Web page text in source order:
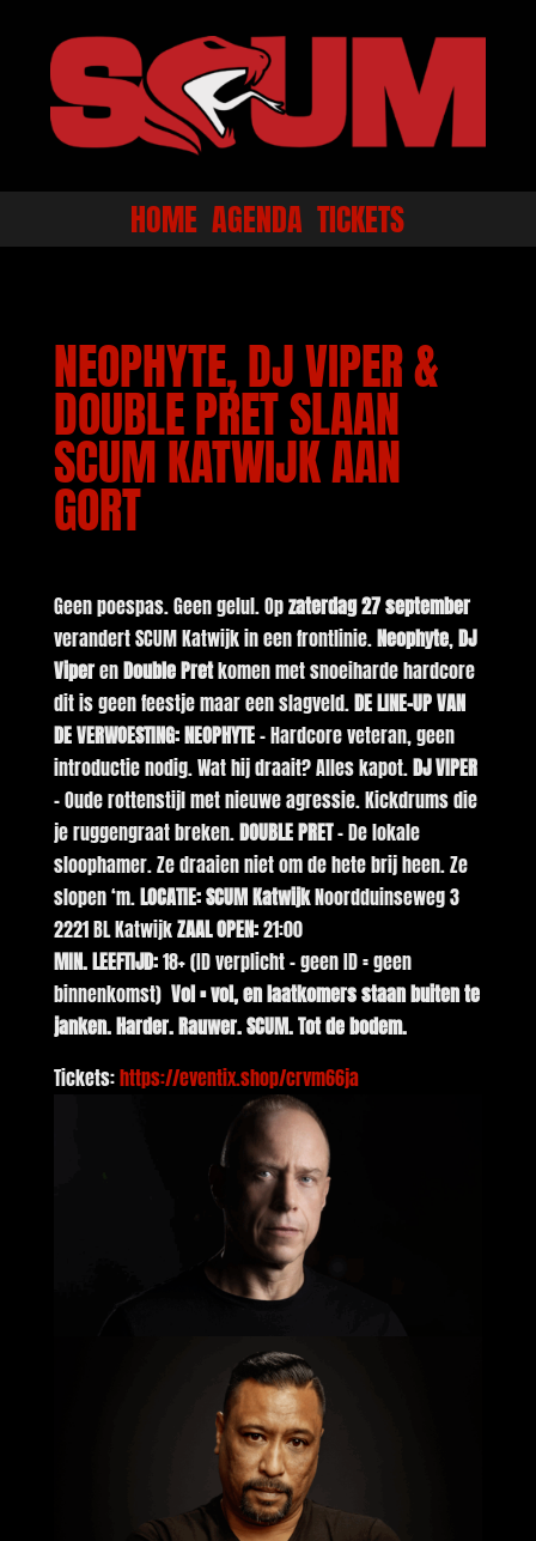
HOME AGENDA TICKETS
NEOPHYTE, DJ VIPER &
DOUBLE PRET SLAAN
SCUM KATWIJK AAN
GORT
Geen poespas. Geen gelul. Opzaterdag 27 september
verandert SCUM Katwijk in een frontlinie.Neophyte,DJ
ViperenDouble Pretkomen met snoeiharde hardcore
dit is geen feestje maar een slagveld.DELINE-UP VAN
DE VERWOESTING:NEOPHYTE– Hardcore veteran, geen
introductie nodig. Wat hij draait? Alles kapot.DJ VIPER
– Oude rottenstijl met nieuwe agressie. Kickdrums die
je ruggengraat breken.DOUBLE PRET– De lokale
sloophamer. Ze draaien niet om de hete brij heen. Ze
slopen ‘m.LOCATIE:SCUM KatwijkNoordduinseweg 3
2221 BL KatwijkZAAL OPEN:21:00
MIN. LEEFTIJD:18+ (ID verplicht – geen ID = geen
binnenkomst) Vol = vol, en laatkomers staan buiten te
janken.Harder. Rauwer. SCUM. Tot de bodem.
Tickets:https://eventix.shop/crvm66ja